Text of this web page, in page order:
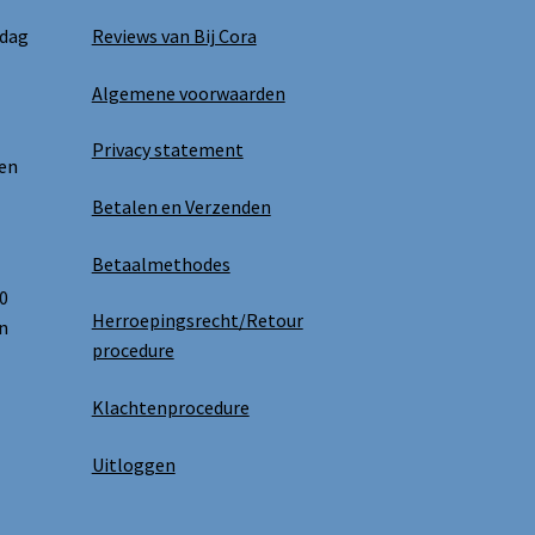
Reviews van Bij Cora
Algemene voorwaarden
Privacy statement
Betalen en Verzenden
Betaalmethodes
Herroepingsrecht/Retour
procedure
Klachtenprocedure
Uitloggen